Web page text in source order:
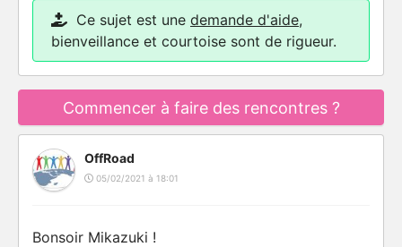
Ce sujet est une demande d'aide,
bienveillance et courtoise sont de rigueur.
Commencer à faire des rencontres ?
OffRoad
05/02/2021 à 18:01
Bonsoir Mikazuki !